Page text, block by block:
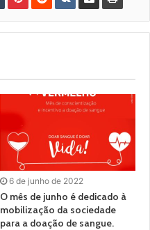
6 de junho de 2022
O mês de junho é dedicado à
mobilização da sociedade
para a doação de sangue.